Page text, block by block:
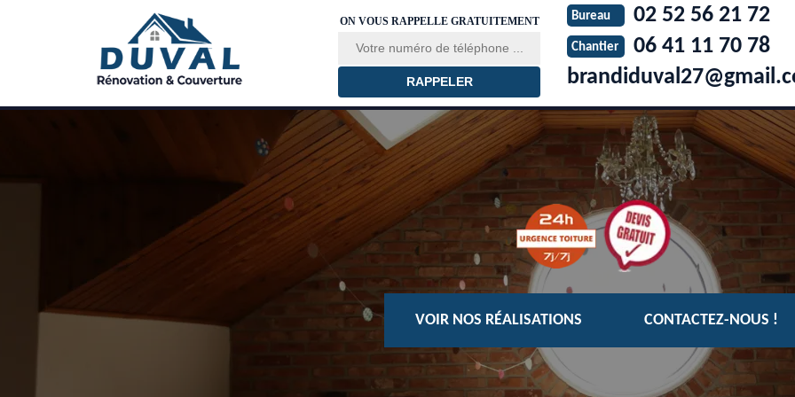
ON VOUS RAPPELLE GRATUITEMENT Bureau 02 52 56 21 72
Chantier
06 41 11 70 78
VOIR NOS RÉALISATIONS CONTACTEZ-NOUS !